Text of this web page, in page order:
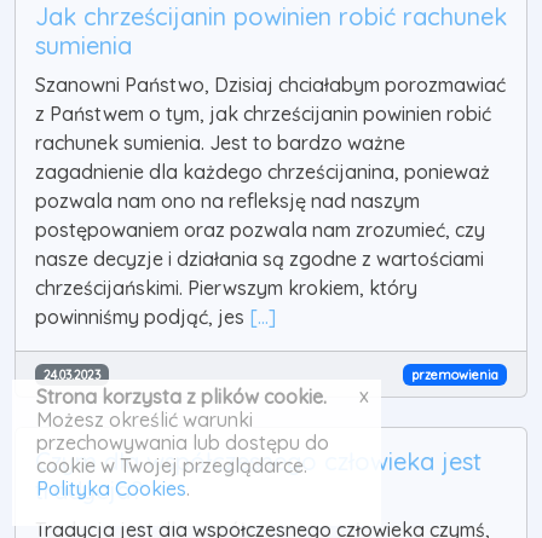
Jak chrześcijanin powinien robić rachunek
sumienia
Szanowni Państwo, Dzisiaj chciałabym porozmawiać
z Państwem o tym, jak chrześcijanin powinien robić
rachunek sumienia. Jest to bardzo ważne
zagadnienie dla każdego chrześcijanina, ponieważ
pozwala nam ono na refleksję nad naszym
postępowaniem oraz pozwala nam zrozumieć, czy
nasze decyzje i działania są zgodne z wartościami
chrześcijańskimi. Pierwszym krokiem, który
powinniśmy podjąć, jes [...]
24.03.2023 przemowienia
Czym dla współczesnego człowieka jest
tradycja?
Tradycja jest dla współczesnego człowieka czymś,
Strona korzysta z plików cookie.
Możesz określić warunki
przechowywania lub dostępu do
cookie w Twojej przeglądarce.
Polityka Cookies.
x